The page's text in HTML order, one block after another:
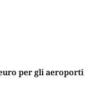
per gli aeroporti